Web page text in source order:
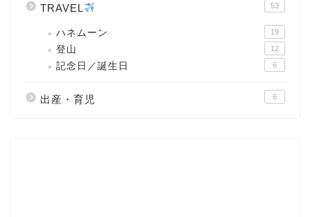
TRAVEL 53
ハネムーン 19
登山 12
記念日／誕生日 6
出産・育児 6